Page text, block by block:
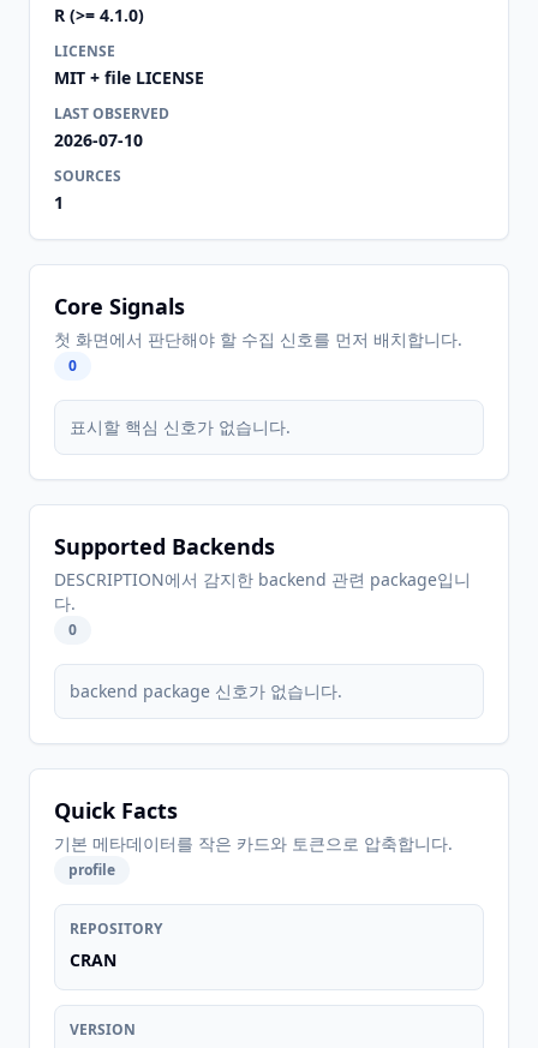
R (>= 4.1.0)
LICENSE
MIT + file LICENSE
LAST OBSERVED
2026-07-10
SOURCES
1
Core Signals
첫 화면에서 판단해야 할 수집 신호를 먼저 배치합니다.
0
표시할 핵심 신호가 없습니다.
Supported Backends
DESCRIPTION에서 감지한 backend 관련 package입니
다.
0
backend package 신호가 없습니다.
Quick Facts
기본 메타데이터를 작은 카드와 토큰으로 압축합니다.
profile
REPOSITORY
CRAN
VERSION